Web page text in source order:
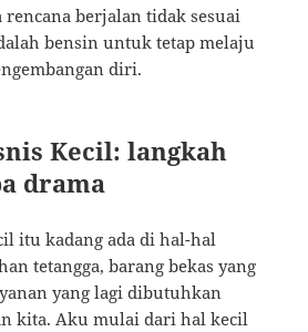
berjalan tidak sesuai
bensin untuk tetap melaju
diri.
Kecil: langkah
drama
itu kadang ada di hal-hal
tetangga, barang bekas yang
yang lagi dibutuhkan
kita. Aku mulai dari hal kecil